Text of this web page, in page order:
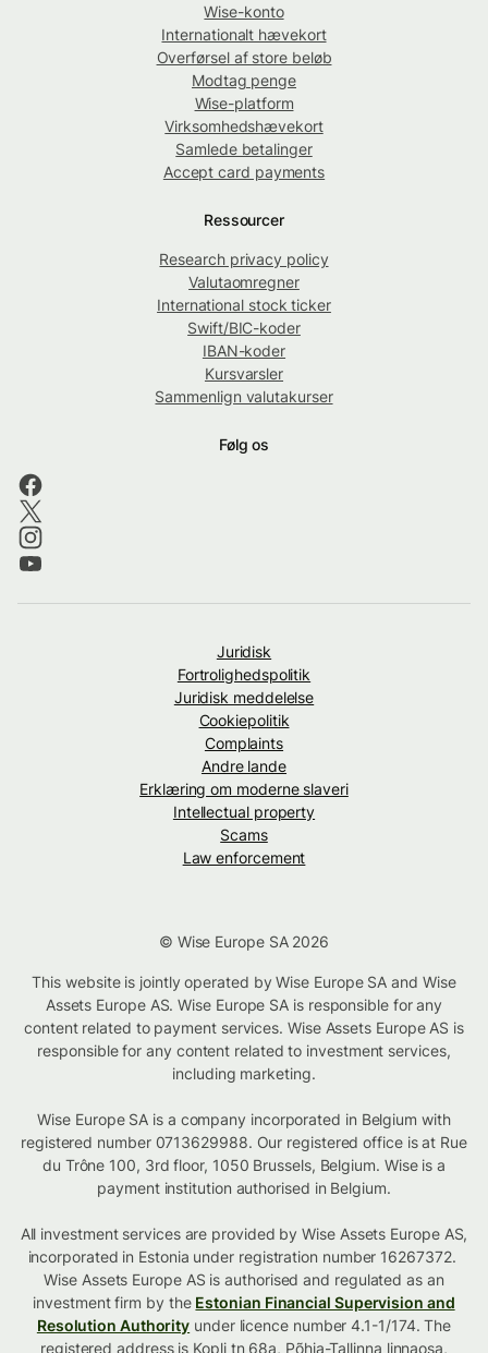
Wise-konto
Internationalt hævekort
Overførsel af store beløb
Modtag penge
Wise-platform
Virksomhedshævekort
Samlede betalinger
Accept card payments
Ressourcer
Research privacy policy
Valutaomregner
International stock ticker
Swift/BIC-koder
IBAN-koder
Kursvarsler
Sammenlign valutakurser
Følg os
Juridisk
Fortrolighedspolitik
Juridisk meddelelse
Cookiepolitik
Complaints
Andre lande
Erklæring om moderne slaveri
Intellectual property
Scams
Law enforcement
© Wise Europe SA 2026
This website is jointly operated by Wise Europe SA and Wise
Assets Europe AS. Wise Europe SA is responsible for any
content related to payment services. Wise Assets Europe AS is
responsible for any content related to investment services,
including marketing.
Wise Europe SA is a company incorporated in Belgium with
registered number 0713629988. Our registered office is at Rue
du Trône 100, 3rd floor, 1050 Brussels, Belgium. Wise is a
payment institution authorised in Belgium.
All investment services are provided by Wise Assets Europe AS,
incorporated in Estonia under registration number 16267372.
Wise Assets Europe AS is authorised and regulated as an
investment firm by the Estonian Financial Supervision and
Resolution Authority under licence number 4.1-1/174. The
registered address is Kopli tn 68a, Põhja-Tallinna linnaosa,